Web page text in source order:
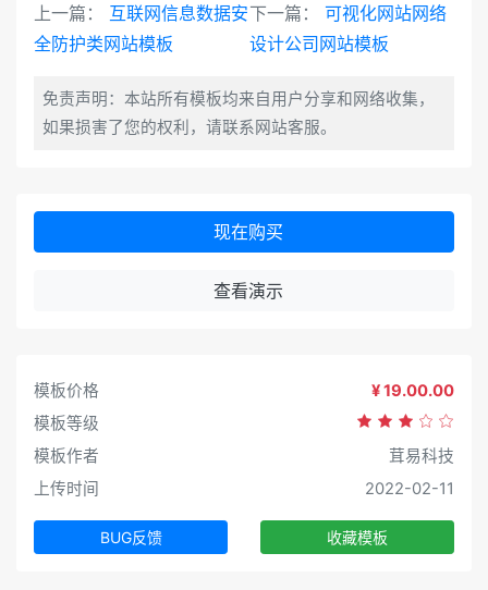
上一篇： 互联网信息数据安
全防护类网站模板
下一篇： 可视化网站网络
设计公司网站模板
免责声明：本站所有模板均来自用户分享和网络收集，
如果损害了您的权利，请联系网站客服。
现在购买
查看演示
模板价格
¥ 19.00.00
模板等级
模板作者
茸易科技
上传时间
2022-02-11
BUG反馈 收藏模板